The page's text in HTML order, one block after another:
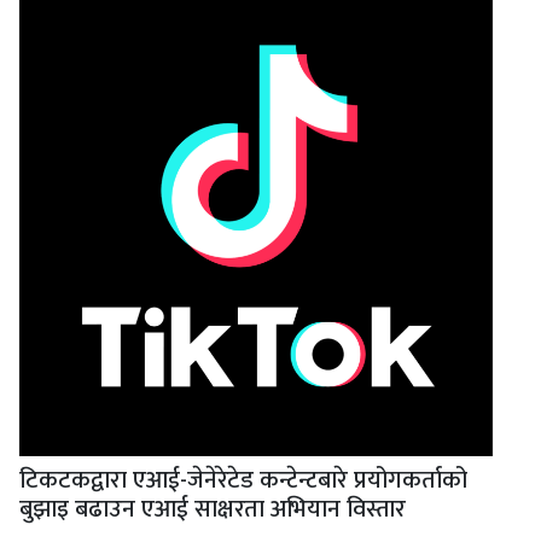
टिकटकद्वारा एआई-जेनेरेटेड कन्टेन्टबारे प्रयोगकर्ताको
बुझाइ बढाउन एआई साक्षरता अभियान विस्तार